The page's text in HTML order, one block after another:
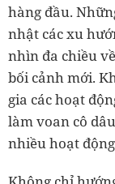
hàng đầu.
nhật các xu
nhìn đa chiều
bối cảnh mới.
gia các hoạt
làm voan cô
nhiều hoạt